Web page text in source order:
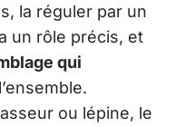
la réguler par un
un rôle précis, et
qui
ou lépine, le